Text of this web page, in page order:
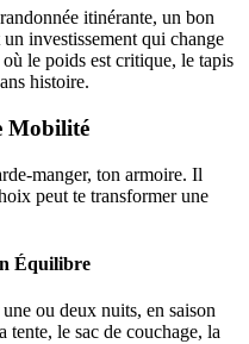
itinérante, un bon
investissement qui change
le poids est critique, le tapis
histoire.
Mobilité
manger, ton armoire. Il
peut te transformer une
Équilibre
ou deux nuits, en saison
tente, le sac de couchage, la